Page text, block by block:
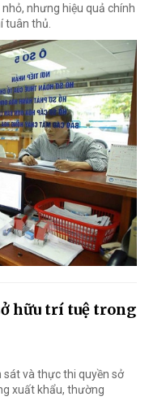
nhưng hiệu quả chính
tuân thủ.
hữu trí tuệ trong
sát và thực thi quyền sở
xuất khẩu, thường